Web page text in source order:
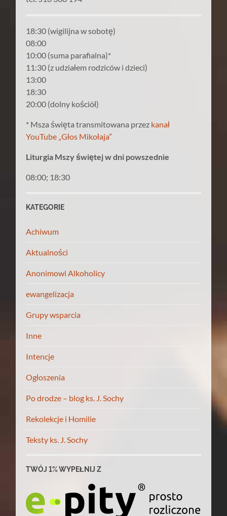
18:30 (wigilijna w sobotę)
08:00
10:00 (suma parafialna)*
11:30 (z udziałem rodziców i dzieci)
13:00
18:30
20:00 (dolny kościół)
* Msza święta transmitowana przez kanał
YouTube „Głos Mikołaja”
Liturgia Mszy świętej w dni powszednie
08:00; 18:30
KATEGORIE
Achiwum
Aktualności
Anonimowi Alkoholicy
ewangelizacja
Grupy wsparcia
Inne
Intencje
Ogłoszenia
Po drodze – blog ks. J. Sochy
Rekolekcje i Homilie
Teksty ks. J. Sochy
TWÓJ 1% WYPEŁNIJ Z